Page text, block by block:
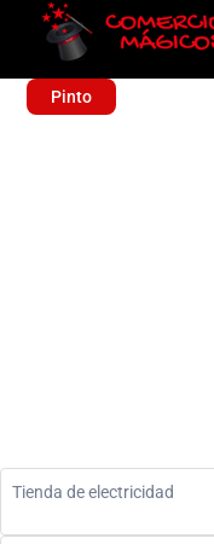
Pinto
Tienda de electricidad